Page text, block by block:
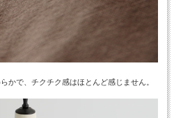
かで、チクチク感はほとんど感じません。